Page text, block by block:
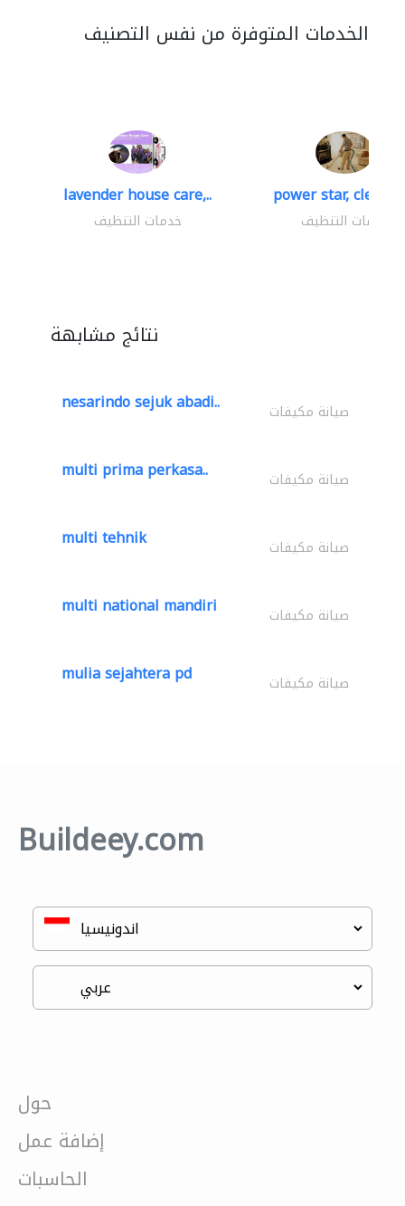
الخدمات المتوفرة من نفس التصنيف
lavender house care,..
خدمات التنظيف
power star,
خدمات التنظيف
نتائج مشابهة
nesarindo sejuk abadi.. صيانة مكيفات
multi prima perkasa.. صيانة مكيفات
multi tehnik صيانة مكيفات
multi national mandiri صيانة مكيفات
mulia sejahtera pd صيانة مكيفات
Buildeey.com
حول
إضافة عمل
الحاسبات